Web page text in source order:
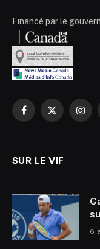
Financé par le
Facebook
X
SUR LE VIF
6